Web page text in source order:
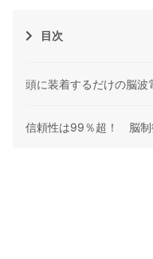
目次
頭に装着するだけの脳波
信頼性は99％超！ 脳制